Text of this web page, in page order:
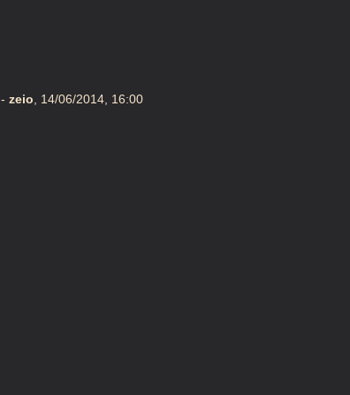
- zeio
14/06/2014, 16:00